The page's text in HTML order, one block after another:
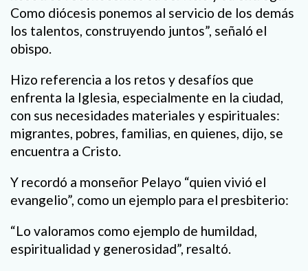
Como diócesis ponemos al servicio de los demás
los talentos, construyendo juntos”, señaló el
obispo.
Hizo referencia a los retos y desafíos que
enfrenta la Iglesia, especialmente en la ciudad,
con sus necesidades materiales y espirituales:
migrantes, pobres, familias, en quienes, dijo, se
encuentra a Cristo.
Y recordó a monseñor Pelayo “quien vivió el
evangelio”, como un ejemplo para el presbiterio:
“Lo valoramos como ejemplo de humildad,
espiritualidad y generosidad”, resaltó.